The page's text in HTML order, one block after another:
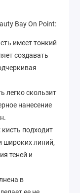
Bay On Point:
имеет тонкий
создавать
легко скользит
нанесение
подходит
широких линий,
теней и
в